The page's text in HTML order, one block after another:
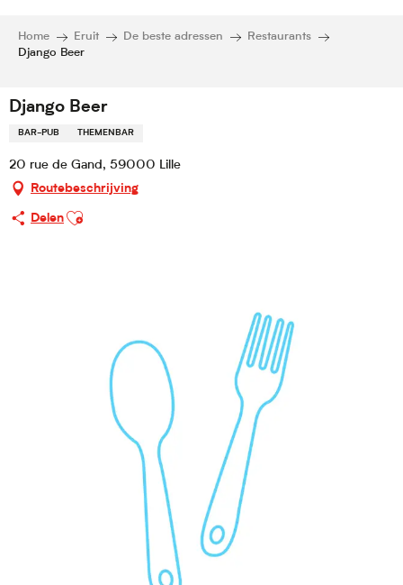
Home Eruit De beste adressen
Restaurants
Django Beer
Django Beer
BAR-PUB THEMENBAR
20 rue de Gand, 59000 Lille
Routebeschrijving
Delen
Ajouter aux favoris